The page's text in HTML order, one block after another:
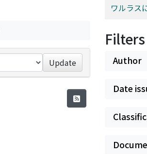
Update
ワルラス
Filters
Author
Date